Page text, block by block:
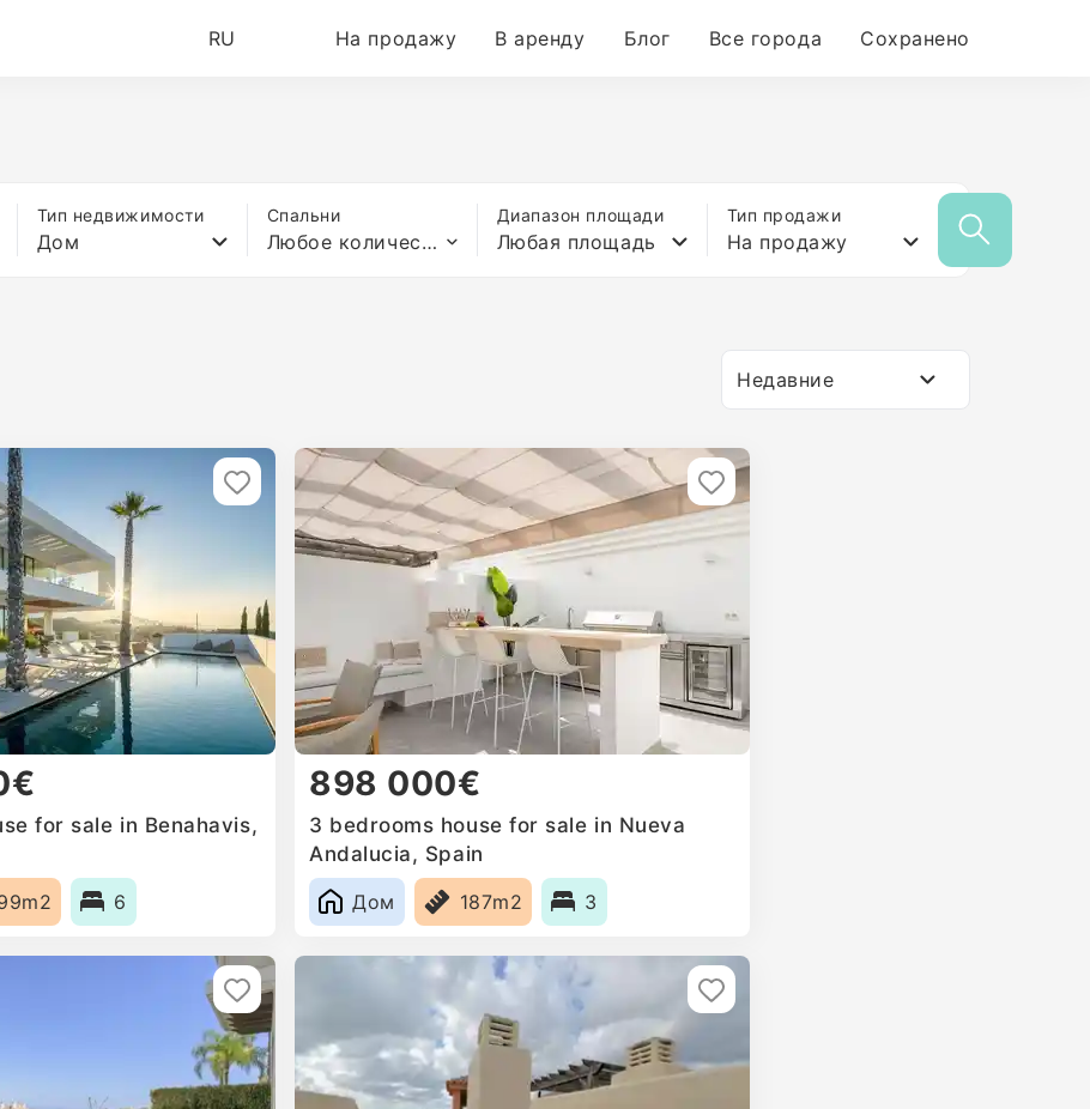
RU На продажу В аренду Блог Все города Сохранено
Тип недвижимости
Дом
Спальни
Любое количество спален
Диапазон площади
Любая площадь
Тип продажи
На продажу
Недавние
for sale in Benahavis,
6
898 000€
3 bedrooms house for sale in Nueva
Andalucia, Spain
Дом
187m2 3